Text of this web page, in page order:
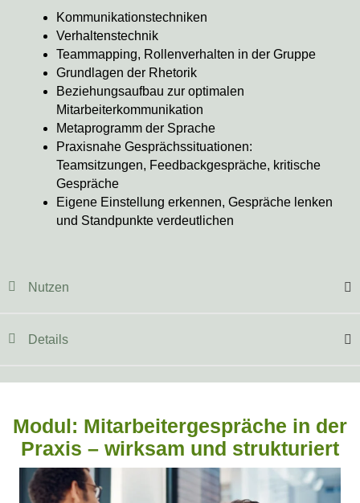
Kommunikationstechniken
Verhaltenstechnik
Teammapping, Rollenverhalten in der Gruppe
Grundlagen der Rhetorik
Beziehungsaufbau zur optimalen
Mitarbeiterkommunikation
Metaprogramm der Sprache
Praxisnahe Gesprächssituationen:
Teamsitzungen, Feedbackgespräche, kritische
Gespräche
Eigene Einstellung erkennen, Gespräche lenken
und Standpunkte verdeutlichen
Nutzen
Details
Modul: Mitarbeitergespräche in der
Praxis – wirksam und strukturiert